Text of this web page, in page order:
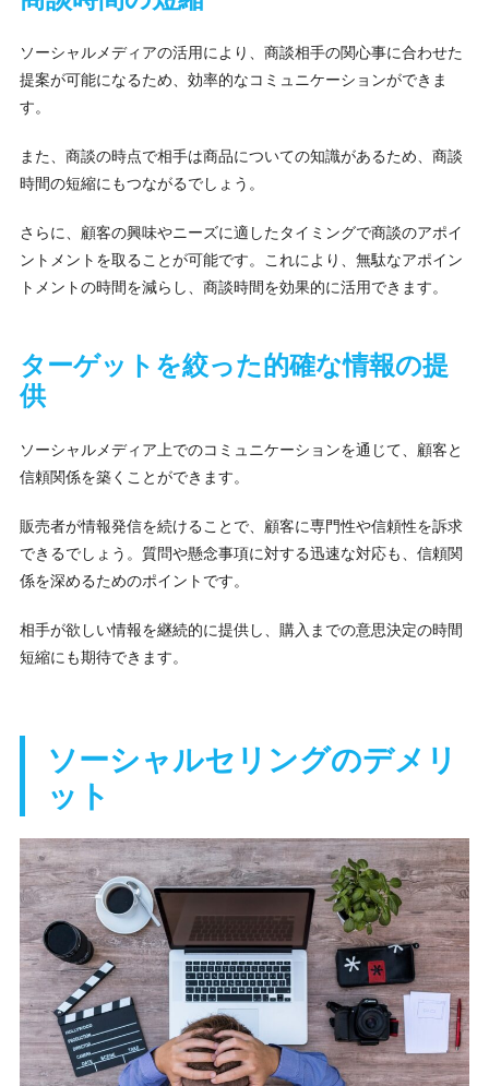
ソーシャルメディアの活用により、商談相手の関心事に合わせた
提案が可能になるため、効率的なコミュニケーションができま
す。
また、商談の時点で相手は商品についての知識があるため、商談
時間の短縮にもつながるでしょう。
さらに、顧客の興味やニーズに適したタイミングで商談のアポイ
ントメントを取ることが可能です。これにより、無駄なアポイン
トメントの時間を減らし、商談時間を効果的に活用できます。
ターゲットを絞った的確な情報の提
供
ソーシャルメディア上でのコミュニケーションを通じて、顧客と
信頼関係を築くことができます。
販売者が情報発信を続けることで、顧客に専門性や信頼性を訴求
できるでしょう。質問や懸念事項に対する迅速な対応も、信頼関
係を深めるためのポイントです。
相手が欲しい情報を継続的に提供し、購入までの意思決定の時間
短縮にも期待できます。
ソーシャルセリングのデメリ
ット